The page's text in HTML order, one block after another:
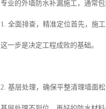
专业的外墙防水补漏施工，通常包
1. 全面排查，精准定位首先，施
这一步是决定工程成败的基础。
2. 基层处理，确保平整清理墙面